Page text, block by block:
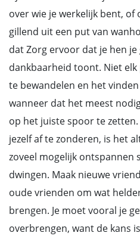
over wie je werkelijk bent, of
gillend uit een put van
dat Zorg ervoor dat je hen
dankbaarheid toont. Niet
te bewandelen en het
wanneer dat het meest
op het juiste spoor te
jezelf af te zonderen, is het
zoveel mogelijk ontspannen
dwingen. Maak nieuwe
oude vrienden om wat
brengen. Je moet vooral je
overbrengen, want de kans